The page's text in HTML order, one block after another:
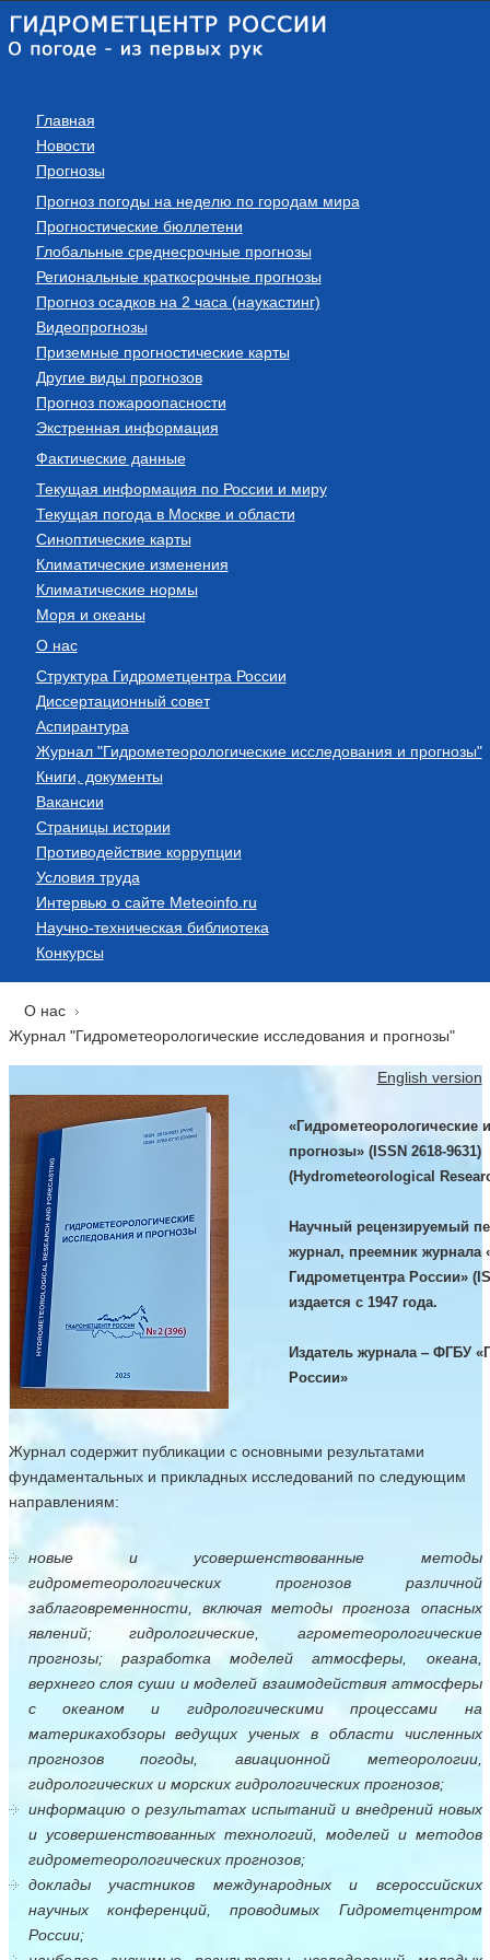
Главная
Новости
Прогнозы
Прогноз погоды на неделю по городам мира
Прогностические бюллетени
Глобальные среднесрочные прогнозы
Региональные краткосрочные прогнозы
Прогноз осадков на 2 часа (наукастинг)
Видеопрогнозы
Приземные прогностические карты
Другие виды прогнозов
Прогноз пожароопасности
Экстренная информация
Фактические данные
Текущая информация по России и миру
Текущая погода в Москве и области
Синоптические карты
Климатические изменения
Климатические нормы
Моря и океаны
О нас
Структура Гидрометцентра России
Диссертационный совет
Аспирантура
Журнал "Гидрометеорологические исследования и прогнозы"
Книги, документы
Вакансии
Страницы истории
Противодействие коррупции
Условия труда
Интервью о сайте Meteoinfo.ru
Научно-техническая библиотека
Конкурсы
О нас
Журнал "Гидрометеорологические исследования и прогнозы"
English version
«Гидрометеорологические
прогнозы» (ISSN 2618-9631)
(Hydrometeorological
Научный рецензируемый
журнал, преемник журнала
Гидрометцентра России»
издается с 1947 года.
Издатель журнала ‒ ФГБУ
России»
Журнал содержит публикации с основными результатами
фундаментальных и прикладных исследований по следующим
направлениям:
новые и усовершенствованные методы
гидрометеорологических прогнозов различной
заблаговременности, включая методы прогноза опасных
явлений; гидрологические, агрометеорологические
прогнозы; разработка моделей атмосферы, океана,
верхнего слоя суши и моделей взаимодействия атмосферы
с океаном и гидрологическими процессами на
материкахобзоры ведущих ученых в области численных
прогнозов погоды, авиационной метеорологии,
гидрологических и морских гидрологических прогнозов;
информацию о результатах испытаний и внедрений новых
и усовершенствованных технологий, моделей и методов
гидрометеорологических прогнозов;
доклады участников международных и всероссийских
научных конференций, проводимых Гидрометцентром
России;